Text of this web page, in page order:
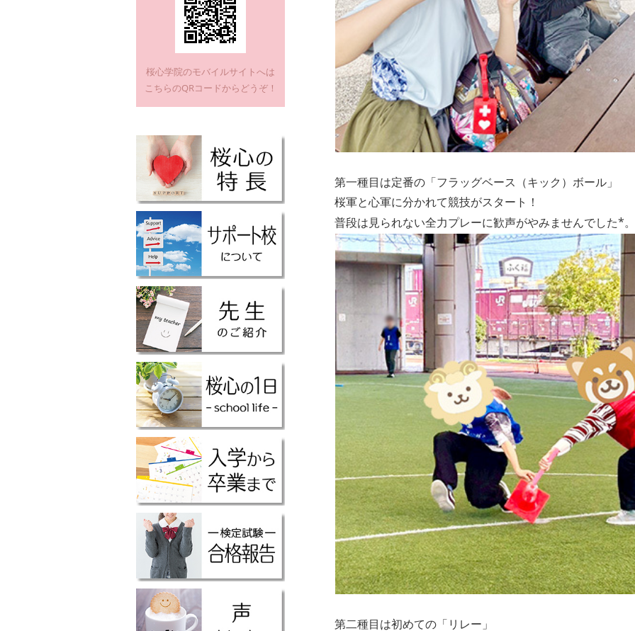
第一種目は定番の「フラッグベース（キック）ボール」
桜軍と心軍に分かれて競技がスタート！
普段は見られない全力プレーに歓声がやみませんでした*
第二種目は初めての「リレー」
桜心学院のモバイルサイトへは
こちらのQRコードからどうぞ！